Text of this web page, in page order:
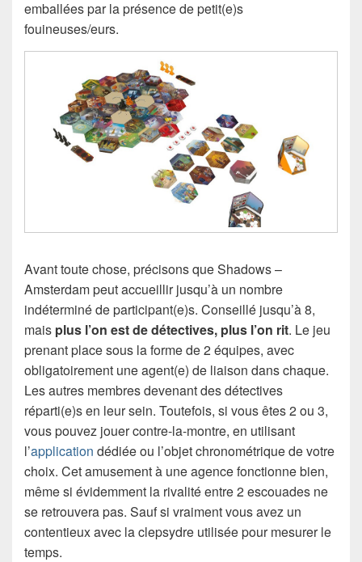
emballées par la présence de petit(e)s
fouineuses/eurs.
Avant toute chose, précisons que Shadows –
Amsterdam peut accueillir jusqu’à un nombre
indéterminé de participant(e)s. Conseillé jusqu’à 8,
mais plus l’on est de détectives, plus l’on rit. Le jeu
prenant place sous la forme de 2 équipes, avec
obligatoirement une agent(e) de liaison dans chaque.
Les autres membres devenant des détectives
réparti(e)s en leur sein. Toutefois, si vous êtes 2 ou 3,
vous pouvez jouer contre-la-montre, en utilisant
l’application dédiée ou l’objet chronométrique de votre
choix. Cet amusement à une agence fonctionne bien,
même si évidemment la rivalité entre 2 escouades ne
se retrouvera pas. Sauf si vraiment vous avez un
contentieux avec la clepsydre utilisée pour mesurer le
temps.